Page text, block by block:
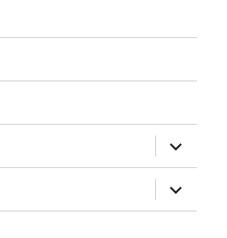
mở
rộng
trình
đơn
con
mở
rộng
trình